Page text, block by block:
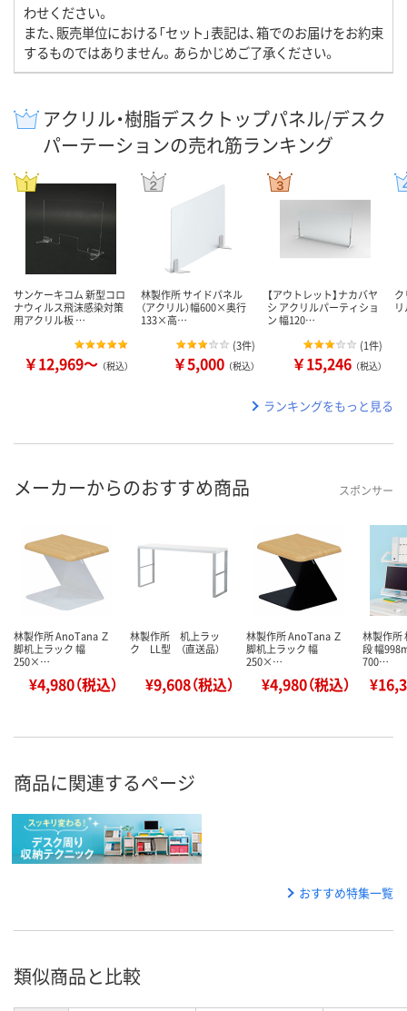
わせください。
また、販売単位における「セット」表記は、箱でのお届けをお約束
するものではありません。あらかじめご了承ください。
アクリル・樹脂デスクトップパネル/デスク
パーテーションの売れ筋ランキング
サンケーキコム 新型コロ
ナウィルス飛沫感染対策
用アクリル板 …
￥12,969～ （税込）
林製作所 サイドパネル
（アクリル）幅600×奥行
133×高…
(3件)
￥5,000 （税込）
【アウトレット】ナカバヤ
シ アクリルパーティショ
ン 幅120…
(1件)
￥15,246 （税込）
ランキングをもっと見る
メーカーからのおすすめ商品 スポンサー
林製作所 AnoTana Ｚ
脚机上ラック 幅
250×…
¥4,980（税込）
林製作所 机上ラッ
ク LL型 （直送品）
¥9,608（税込）
林製作所 AnoTana Ｚ
脚机上ラック 幅
250×…
¥4,980（税込）
林製作所
段 幅
700…
商品に関連するページ
おすすめ特集一覧
類似商品と比較